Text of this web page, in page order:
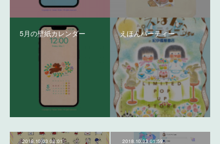
5月の壁紙カレンダー えほんパーティー
2018.10.03 02:01 2018.10.03 01:59